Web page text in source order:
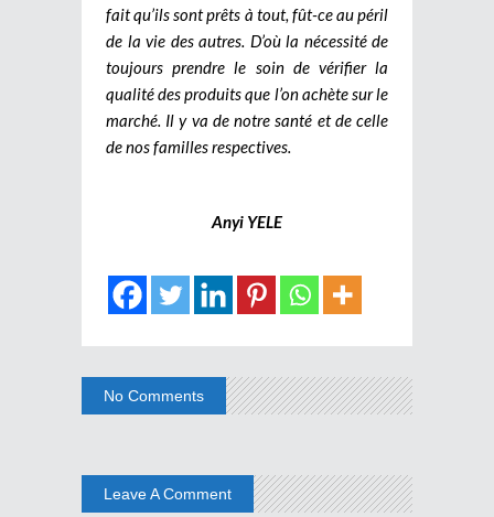
fait qu’ils sont prêts à tout, fût-ce au péril
de la vie des autres. D’où la nécessité de
toujours prendre le soin de vérifier la
qualité des produits que l’on achète sur le
marché. Il y va de notre santé et de celle
de nos familles respectives.
Anyi YELE
No Comments
Leave A Comment